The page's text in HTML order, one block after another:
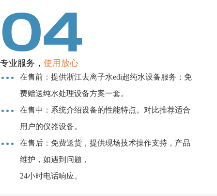
专业服务， 使用放心
在售前：提供浙江去离子水edi超纯水设备服务；免
费赠送纯水处理设备方案一套。
在售中：系统介绍设备的性能特点。对比推荐适合
用户的仪器设备。
在售后：免费送货，提供现场技术操作支持，产品
维护，如遇到问题，
24小时电话响应。